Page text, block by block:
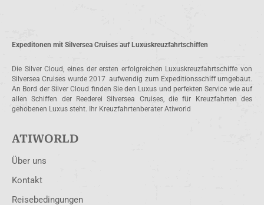
Expeditonen mit Silversea Cruises auf Luxuskreuzfahrtschiffen
Die Silver Cloud, eines der ersten erfolgreichen Luxuskreuzfahrtschiffe von
Silversea Cruises wurde 2017 aufwendig zum Expeditionsschiff umgebaut.
An Bord der Silver Cloud finden Sie den Luxus und perfekten Service wie auf
allen Schiffen der Reederei Silversea Cruises, die für Kreuzfahrten des
gehobenen Luxus steht. Ihr Kreuzfahrtenberater Atiworld
ATIWORLD
Über uns
Kontakt
Reisebedingungen